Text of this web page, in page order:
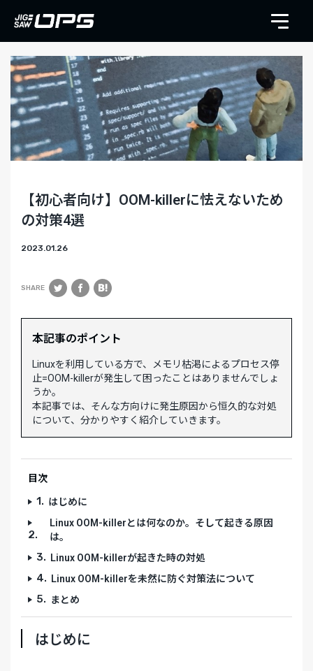
【初心者向け】OOM-killerに怯えないため
の対策4選
2023.01.26
SHARE
本記事のポイント
Linuxを利用している方で、メモリ枯渇によるプロセス停
止=OOM-killerが発生して困ったことはありませんでしょ
うか。
本記事では、そんな方向けに発生原因から恒久的な対処
について、分かりやすく紹介していきます。
目次
1. はじめに
2.
Linux OOM-killerとは何なのか。そして起きる原因
は。
3. Linux OOM-killerが起きた時の対処
4. Linux OOM-killerを未然に防ぐ対策法について
5. まとめ
はじめに